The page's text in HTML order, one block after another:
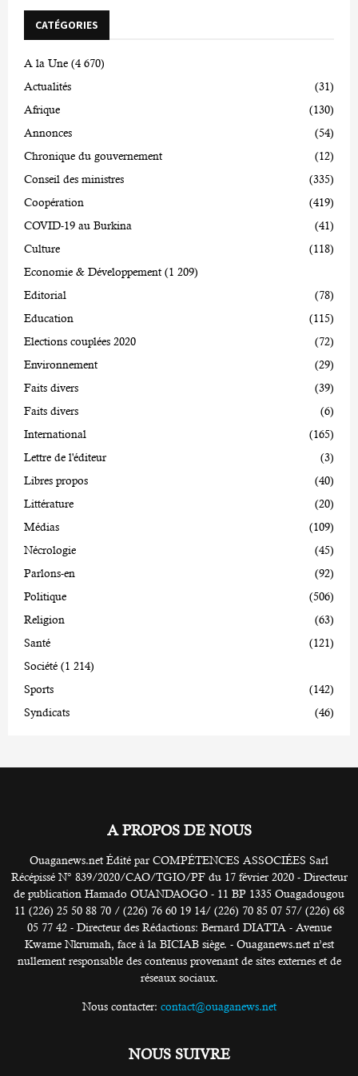
CATÉGORIES
A la Une (4 670)
Actualités
(31)
Afrique
(130)
Annonces
(54)
Chronique du gouvernement
(12)
Conseil des ministres
(335)
Coopération
(419)
COVID-19 au Burkina
(41)
Culture
(118)
Economie & Développement (1 209)
Editorial
(78)
Education
(115)
Elections couplées 2020
(72)
Environnement
(29)
Faits divers
(39)
Faits divers
(6)
International
(165)
Lettre de l'éditeur
(3)
Libres propos
(40)
Littérature
(20)
Médias
(109)
Nécrologie
(45)
Parlons-en
(92)
Politique
(506)
Religion
(63)
Santé
(121)
Société (1 214)
Sports
(142)
Syndicats
(46)
A PROPOS DE NOUS
Ouaganews.net Édité par COMPÉTENCES ASSOCIÉES Sarl
Récépissé N° 839/2020/CAO/TGIO/PF du 17 février 2020 - Directeur
de publication Hamado OUANDAOGO - 11 BP 1335 Ouagadougou
11 (226) 25 50 88 70 / (226) 76 60 19 14/ (226) 70 85 07 57/ (226) 68
05 77 42 - Directeur des Rédactions: Bernard DIATTA - Avenue
Kwame Nkrumah, face à la BICIAB siège. - Ouaganews.net n’est
nullement responsable des contenus provenant de sites externes et de
réseaux sociaux.
Nous contacter: contact@ouaganews.net
NOUS SUIVRE